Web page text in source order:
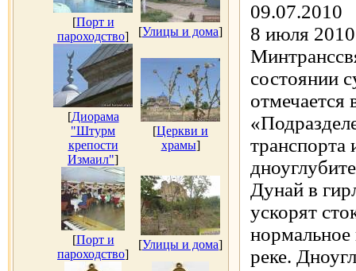
[Порт и
пароходство] [Улицы и дома]
[Диорама
"Штурм
крепости
Измаил"]
[Церкви и
храмы]
[Порт и
пароходство]
[Улицы и дома]
09.07.2010
8 июля
состоянии
отмечается
транспорта
Дунай в
ускорят
нормальное
реке.